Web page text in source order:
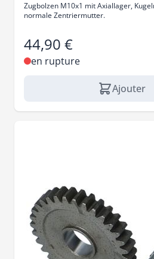
Zugbolzen M10x1 mit Axiallager,
normale Zentriermutter.
44,90 €
en rupture
Ajouter